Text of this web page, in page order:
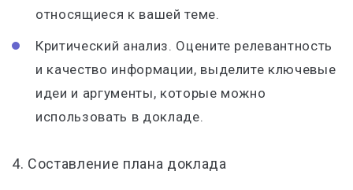
относящиеся к вашей теме.
Критический анализ. Оцените релевантность
и качество информации, выделите ключевые
идеи и аргументы, которые можно
использовать в докладе.
4. Составление плана доклада